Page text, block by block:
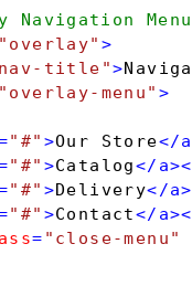
Navigation
"overlay" >
title">
"overlay-menu" >
"#" >Our Store</a
"#" >Catalog</ a>
"#" >Delivery</a>
"#" >Contact</ a>
= "close-menu"